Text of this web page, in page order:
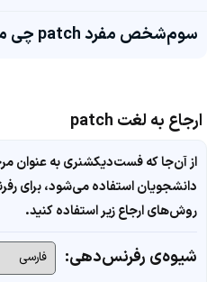
سوم‌شخص مفرد patch چی میشه؟
ارجاع به لغت patch
از آن‌جا که فست‌دیکشنری به عنوان
دانشجویان استفاده می‌شود، برای
روش‌های ارجاع زیر استفاده کنید.
شیوه‌ی رفرنس‌دهی: